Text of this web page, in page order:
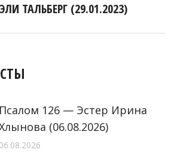
Следующая
ТАЛЬБЕРГ (29.01.2023)
Псалом 126 — Эстер Ирина
(06.08.2026)
06.08.2026